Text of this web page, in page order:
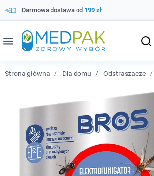
Darmowa dostawa od 199 zł
menu
Strona główna Dla domu Odstraszacze